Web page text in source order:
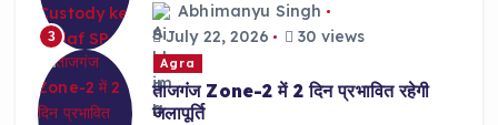
3
Abhimanyu Singh
July 22, 2026
30 views
Agra
ताजगंज Zone-2 में 2 दिन प्रभावित रहेगी
जलापूर्ति